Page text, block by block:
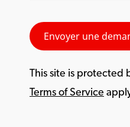
This site is protected
Terms of Service